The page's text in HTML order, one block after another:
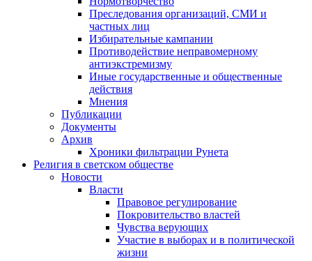
Преследования организаций, СМИ и
частных лиц
Избирательные кампании
Противодействие неправомерному
антиэкстремизму
Иные государственные и общественные
действия
Мнения
Публикации
Документы
Архив
Хроники фильтрации Рунета
Религия в светском обществе
Новости
Власти
Правовое регулирование
Покровительство властей
Чувства верующих
Участие в выборах и в политической
жизни